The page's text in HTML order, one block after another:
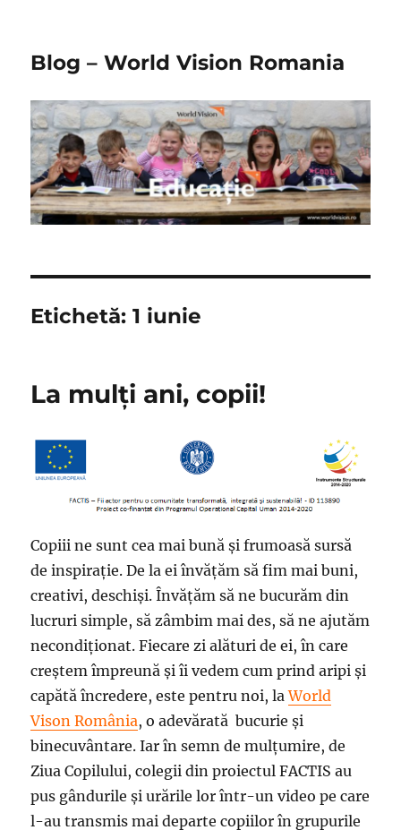
Blog – World Vision Romania
Etichetă:1 iunie
La mulți ani, copii!
Copiii ne sunt cea mai bună și frumoasă sursă
de inspirație. De la ei învățăm să fim mai buni,
creativi, deschiși. Învățăm să ne bucurăm din
lucruri simple, să zâmbim mai des, să ne ajutăm
necondiționat. Fiecare zi alături de ei, în care
creștem împreună și îi vedem cum prind aripi și
capătă încredere, este pentru noi, laWorld
Vison România, o adevărată bucurie și
binecuvântare. Iar în semn de mulțumire, de
Ziua Copilului, colegii din proiectul FACTIS au
pus gândurile și urările lor într-un video pe care
l-au transmis mai departe copiilor în grupurile